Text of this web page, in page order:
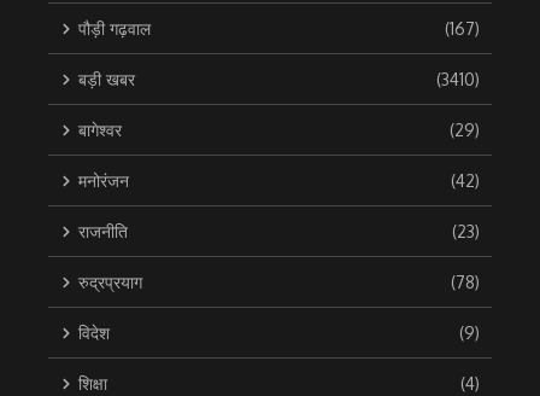
पौड़ी गढ़वाल (167)
बड़ी खबर (3410)
बागेश्वर (29)
मनोरंजन (42)
राजनीति (23)
रुद्रप्रयाग (78)
विदेश (9)
शिक्षा (4)